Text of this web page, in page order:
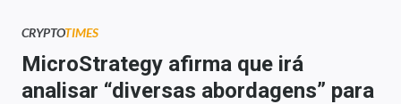
Newsletters
Money Trader
CRYPTOTIMES
MicroStrategy afirma que irá
analisar “diversas abordagens” para